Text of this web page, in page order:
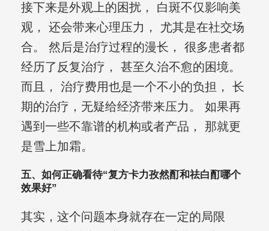
接下来是外观上的困扰， 白斑不仅影响美
观， 还会带来心理压力， 尤其是在社交场
合。 然后是治疗过程的漫长， 很多患者都
经历了反复治疗， 甚至久治不愈的困境。
而且， 治疗费用也是一个不小的负担， 长
期的治疗，无疑给经济带来压力。 如果再
遇到一些不靠谱的机构或者产品， 那就更
是雪上加霜。
五、如何正确看待“复方卡力孜然酊和祛白酊哪个
效果好”
其实，这个问题本身就存在一定的局限